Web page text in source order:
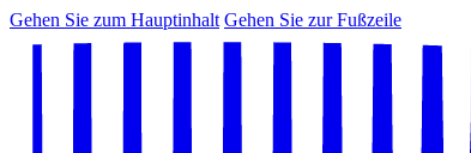
Gehen Sie zum Hauptinhalt Gehen Sie zur Fußzeile